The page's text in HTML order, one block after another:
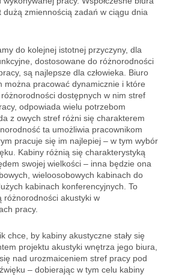
zmiennością zadań w ciągu dnia
do kolejnej istotnej przyczyny, dla
dostosowane do różnorodności
są najlepsze dla człowieka. Biuro
można pracować dynamicznie i które
dostępnych w nim stref
odpowiada wielu potrzebom
z owych stref różni się charakterem
ta umożliwia pracownikom
pracuje się im najlepiej – w tym wybór
Kabiny różnią się charakterystyką
swojej wielkości – inna będzie ona
wieloosobowych kabinach do
kabinach konferencyjnych. To
różnorodności akustyki w
pracy.
chce, by kabiny akustyczne stały się
projektu akustyki wnętrza jego biura,
nad urozmaiceniem stref pracy pod
– dobierając w tym celu kabiny